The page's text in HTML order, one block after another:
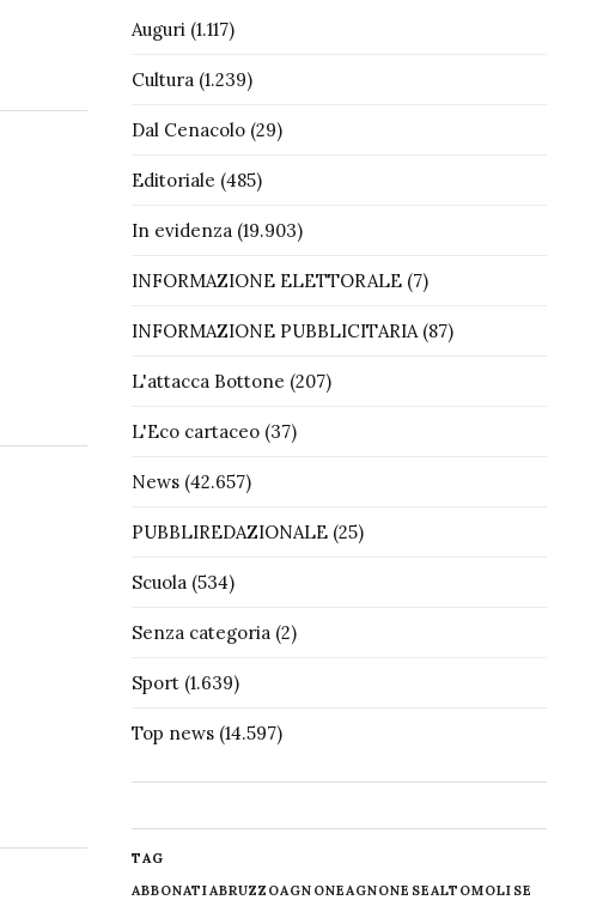
Auguri(1.117)
Cultura(1.239)
Dal Cenacolo(29)
Editoriale (485)
In evidenza(19.903)
INFORMAZIONE ELETTORALE(7)
INFORMAZIONE PUBBLICITARIA(87)
L'attacca Bottone (207)
L'Eco cartaceo(37)
News(42.657)
PUBBLIREDAZIONALE(25)
Scuola(534)
Senza categoria(2)
Sport(1.639)
Top news(14.597)
TAG
ABBONATIABRUZZOAGNONEAGNONESEALTOMOLISE